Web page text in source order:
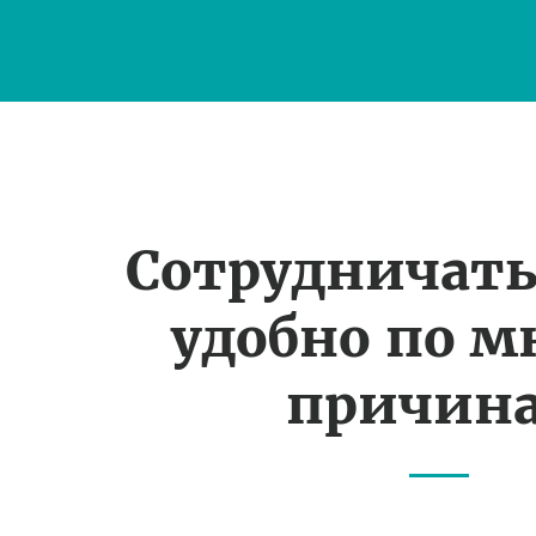
удобно по